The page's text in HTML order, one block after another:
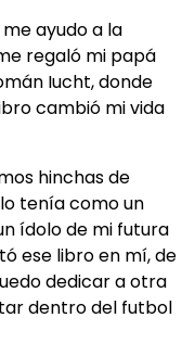
ayudo a la
regaló mi papá
Iucht, donde
cambió mi vida
hinchas de
tenía como un
ídolo de mi futura
ese libro en mí, de
dedicar a otra
dentro del futbol